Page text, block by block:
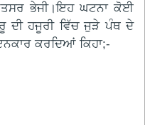
ਭੇਜੀ।ਇਹ ਘਟਨਾ ਕੋਈ
ਦੀ ਹਜੂਰੀ ਵਿੱਚ ਜੁੜੇ ਪੰਥ ਦੇ
ਕਰਦਿਆਂ ਕਿਹਾ;-